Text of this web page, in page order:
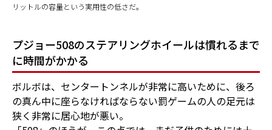
リットルの容量という実用性の低さだ。
プジョー508のステアリングホイールは慣れるまで
に時間がかかる
ボルボは、センタートンネルが非常に高いために、後ろ
の真ん中に座らなければならない罰ゲームの人の足元は
狭く非常に居心地が悪い。